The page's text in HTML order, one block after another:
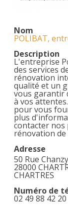
Nom
POLIBAT,
Description
L'entreprise
des services
rénovation
qualité et un
vous garantir
à vos
pour vous
plus
contacter nos
rénovation
Adresse
50 Rue Chanzy
28000
CHARTRES
Numéro de
02 49 88 42 20